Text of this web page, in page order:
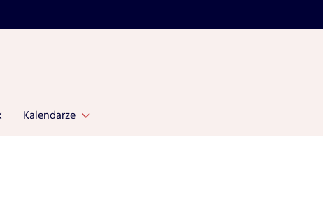
Kalendarze